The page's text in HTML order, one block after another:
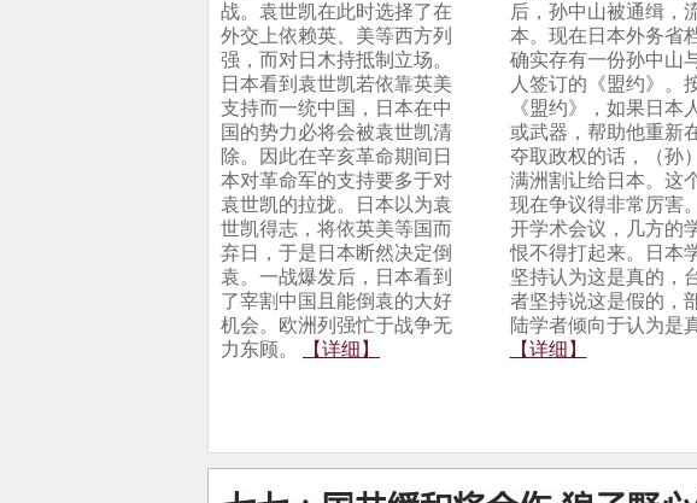
战。袁世凯在此时选择了在
外交上依赖英、美等西方列
强，而对日木持抵制立场。
日本看到袁世凯若依靠英美
支持而一统中国，日本在中
国的势力必将会被袁世凯清
除。因此在辛亥革命期间日
本对革命军的支持要多于对
袁世凯的拉拢。日本以为袁
世凯得志，将依英美等国而
弃日，于是日本断然决定倒
袁。一战爆发后，日本看到
了宰割中国且能倒袁的大好
机会。欧洲列强忙于战争无
力东顾。
【详细】
后，孙中山被通缉，
本。现在日本外务省
确实存有一份孙中山
人签订的《盟约》。
《盟约》，如果日本
或武器，帮助他重新
夺取政权的话，（孙
满洲割让给日本。这
现在争议得非常厉害
开学术会议，几方的
恨不得打起来。日本
坚持认为这是真的，
者坚持说这是假的，
陆学者倾向于认为是
【详细】